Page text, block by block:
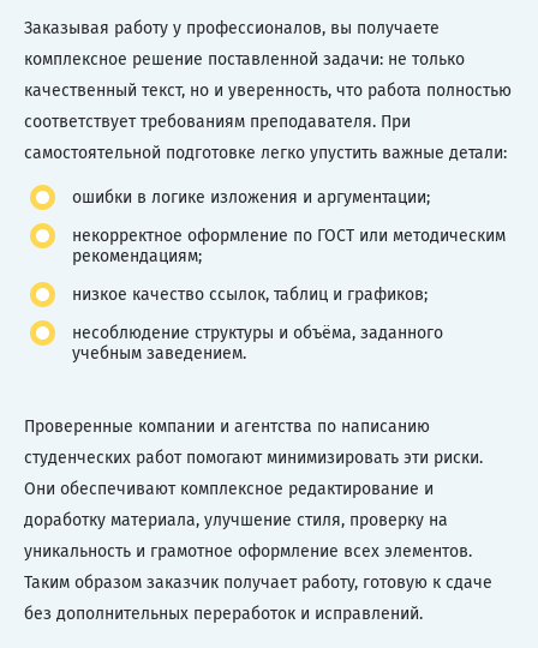
Заказывая работу у профессионалов, вы получаете
комплексное решение поставленной задачи: не только
качественный текст, но и уверенность, что работа полностью
соответствует требованиям преподавателя. При
самостоятельной подготовке легко упустить важные детали:
ошибки в логике изложения и аргументации;
некорректное оформление по ГОСТ или методическим
рекомендациям;
низкое качество ссылок, таблиц и графиков;
несоблюдение структуры и объёма, заданного
учебным заведением.
Проверенные компании и агентства по написанию
студенческих работ помогают минимизировать эти риски.
Они обеспечивают комплексное редактирование и
доработку материала, улучшение стиля, проверку на
уникальность и грамотное оформление всех элементов.
Таким образом заказчик получает работу, готовую к сдаче
без дополнительных переработок и исправлений.